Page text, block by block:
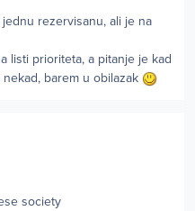
rezervisanu, ali je na
listi prioriteta, a pitanje je kad
barem u obilazak
society